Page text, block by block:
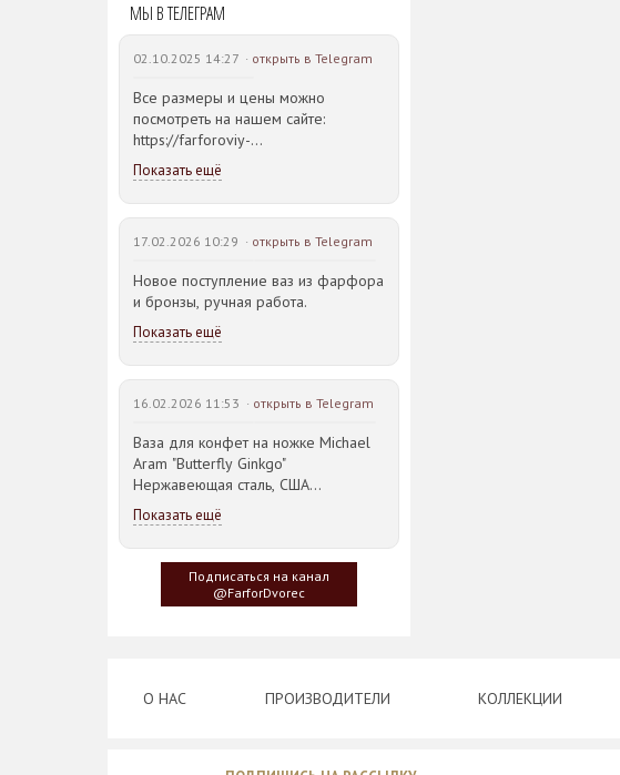
742 руб.
МЫ В ТЕЛЕГРАМ
02.10.2025 14:27 · открыть в Telegram
Все размеры и цены можно
посмотреть на нашем сайте:
https://farforoviy-
dvorec.ru/catalog/brands/Bohemia_JIHLAVA/
Показать ещё
17.02.2026 10:29 · открыть в Telegram
Новое поступление ваз из фарфора
и бронзы, ручная работа.
Показать ещё
16.02.2026 11:53 · открыть в Telegram
Ваза для конфет на ножке Michael
Aram "Butterfly Ginkgo"
Нержавеющая сталь, США
23,5*21,5*14,5см
Идея такого дизайна предметов
сервировки стола пришла
создателю, когда он впервые
увидел дерево Гинкго Билоба, у
Показать ещё
Подписаться на канал
@FarforDvorec
О НАС ПРОИЗВОДИТЕЛИ КОЛЛЕКЦИИ